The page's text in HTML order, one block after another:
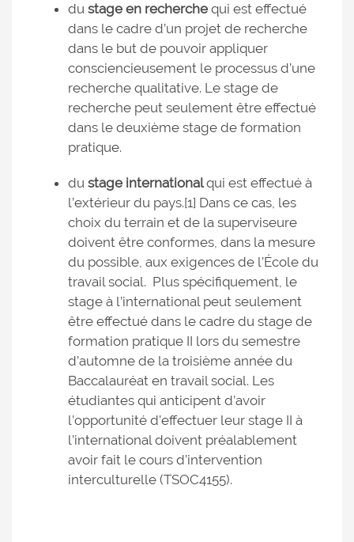
du stage en recherchequi est effectué
dans le cadre d’un projet de recherche
dans le but de pouvoir appliquer
consciencieusement le processus d’une
recherche qualitative. Le stage de
recherche peut seulement être effectué
dans le deuxième stage de formation
pratique.
du stage internationalqui est effectué à
l’extérieur du pays.[1] Dans ce cas, les
choix du terrain et de la superviseure
doivent être conformes, dans la mesure
du possible, aux exigences de l’École du
travail social. Plus spécifiquement, le
stage à l’international peut seulement
être effectué dans le cadre du stage de
formation pratique II lors du semestre
d’automne de la troisième année du
Baccalauréat en travail social. Les
étudiantes qui anticipent d’avoir
l’opportunité d’effectuer leur stage II à
l’international doivent préalablement
avoir fait le cours d’intervention
interculturelle (TSOC4155).